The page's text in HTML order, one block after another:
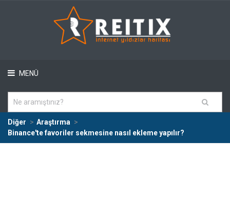
MENÜ
Diğer
Araştırma
Binance'te favoriler sekmesine nasıl ekleme yapılır?